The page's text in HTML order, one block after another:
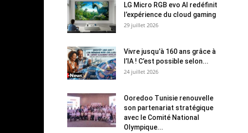
LG Micro RGB evo AI redéfinit
l’expérience du cloud gaming
29 juillet 2026
Vivre jusqu’à 160 ans grâce à
l’IA ! C’est possible selon...
24 juillet 2026
Ooredoo Tunisie renouvelle
son partenariat stratégique
avec le Comité National
Olympique...